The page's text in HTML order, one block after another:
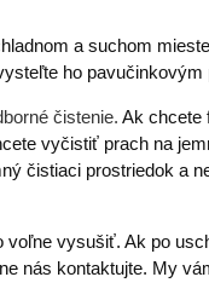
a suchom
ho pavučinkovým
čistenie. Ak chcete
vyčistiť prach na
čistiaci prostriedok a
vysušiť. Ak po
nás kontaktujte. My